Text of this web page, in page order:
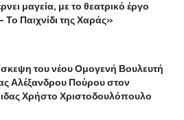
μαγεία, με το θεατρικό έργο
Παιχνίδι της Χαράς»
του νέου Ομογενή Βουλευτή
Αλέξανδρου Πούρου στον
Χρήστο Χριστοδουλόπουλο